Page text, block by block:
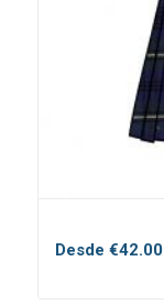
Desde €42.00